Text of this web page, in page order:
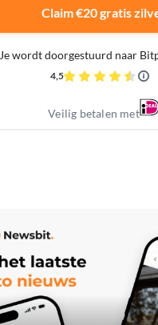
Claim €20 gratis
Je wordt doorgestuurd naar
4,5
Veilig betalen met